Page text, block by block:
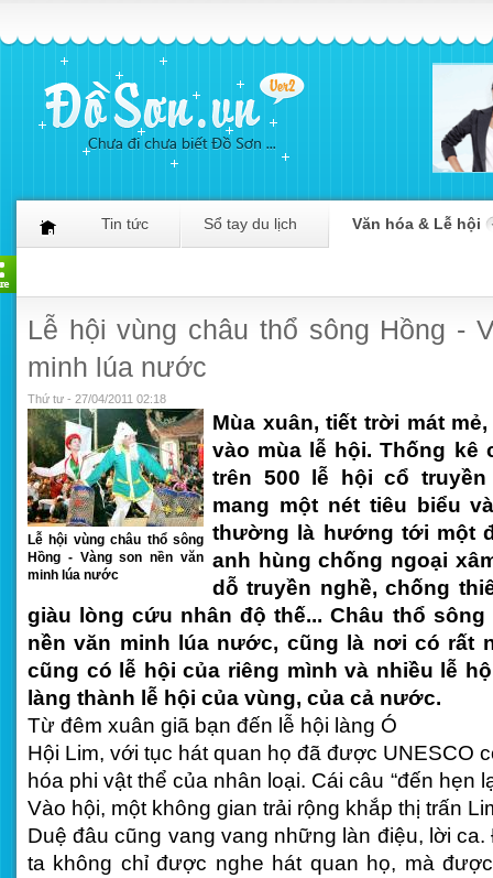
Tin tức Sổ tay du lịch Văn hóa & Lễ hội
Lễ hội vùng châu thổ sông Hồng -
minh lúa nước
Thứ tư - 27/04/2011 02:18
Lễ hội vùng châu thổ sông
Hồng - Vàng son nền văn
minh lúa nước
Mùa xuân, tiết trời mát
vào mùa lễ hội. Thống kê
trên 500 lễ hội cổ
mang một nét tiêu biểu
thường là hướng tới một
anh hùng chống ngoại
dỗ truyền nghề, chống
giàu lòng cứu nhân độ thế... Châu thổ
nền văn minh lúa nước, cũng là nơi có rất
cũng có lễ hội của riêng mình và nhiều lễ
làng thành lễ hội của vùng, của cả nước.
Từ đêm xuân giã bạn đến lễ hội làng Ó
Hội Lim, với tục hát quan họ đã được UNESCO
hóa phi vật thể của nhân loại. Cái câu “đến hẹn
Vào hội, một không gian trải rộng khắp thị trấn
Duệ đâu cũng vang vang những làn điệu, lời
ta không chỉ được nghe hát quan họ, mà